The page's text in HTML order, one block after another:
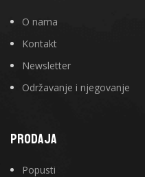
O nama
Kontakt
Newsletter
Održavanje i njegovanje
PRODAJA
Popusti